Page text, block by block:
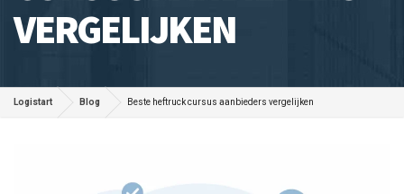
VERGELIJKEN
Logistart Blog Beste heftruck cursus aanbieders vergelijken